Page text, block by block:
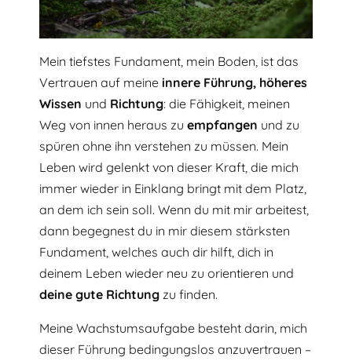
Mein tiefstes Fundament, mein Boden, ist das
Vertrauen auf meine innere Führung, höheres
Wissen und Richtung: die Fähigkeit, meinen
Weg von innen heraus zu empfangen und zu
spüren ohne ihn verstehen zu müssen. Mein
Leben wird gelenkt von dieser Kraft, die mich
immer wieder in Einklang bringt mit dem Platz,
an dem ich sein soll. Wenn du mit mir arbeitest,
dann begegnest du in mir diesem stärksten
Fundament, welches auch dir hilft, dich in
deinem Leben wieder neu zu orientieren und
deine gute Richtung zu finden.
Meine Wachstumsaufgabe besteht darin, mich
dieser Führung bedingungslos anzuvertrauen –